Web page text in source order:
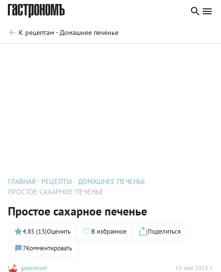
К рецептам - Домашнее печенье
ГЛАВНАЯ РЕЦЕПТЫ
ДОМАШНЕЕ ПЕЧЕНЬЕ
ПРОСТОЕ САХАРНОЕ ПЕЧЕНЬЕ
Простое сахарное печенье
gastronom 13 мая 2025 г.
4.85 (13)Оценить В избранное
Поделиться
7Комментировать